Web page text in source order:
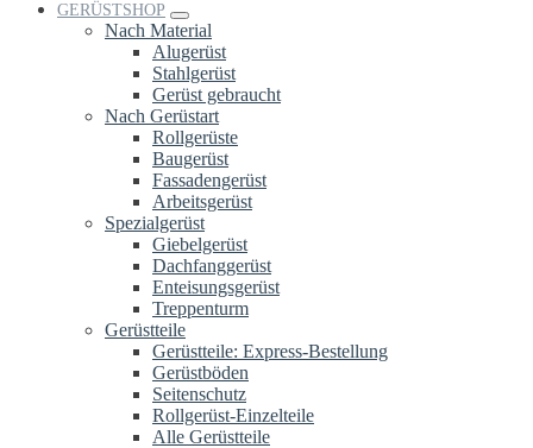
GERÜSTSHOP
Nach Material
Alugerüst
Stahlgerüst
Gerüst gebraucht
Nach Gerüstart
Rollgerüste
Baugerüst
Fassadengerüst
Arbeitsgerüst
Spezialgerüst
Giebelgerüst
Dachfanggerüst
Enteisungsgerüst
Treppenturm
Gerüstteile
Gerüstteile: Express-Bestellung
Gerüstböden
Seitenschutz
Rollgerüst-Einzelteile
Alle Gerüstteile